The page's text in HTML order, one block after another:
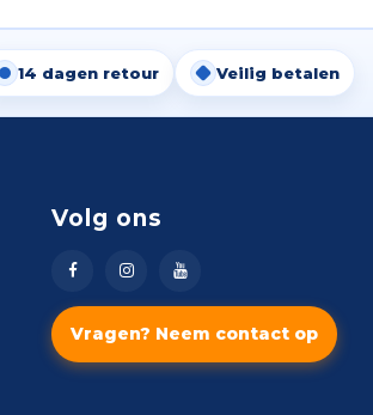
14 dagen retour Veilig betalen
Volg ons
Vragen? Neem contact op